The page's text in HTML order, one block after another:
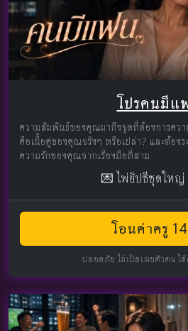
โปรคนมีแ
ความสัมพันธ์ของคุณมาถึงจุดที่ต้องการควา
คือเนื้อคู่ของคุณจริงๆ หรือเปล่า? และต้องร
ความรักของคุณจากเรื่องมือที่สาม
💌 ไพ่ยิปซีชุดใหญ่
โอนค่าครู
ปลอดภัย ไม่เปิดเผยตัวตน ได้